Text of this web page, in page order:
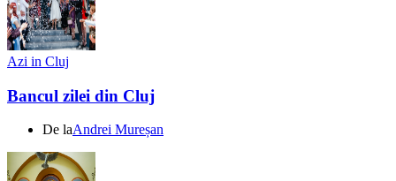
Azi in Cluj
Bancul zilei din Cluj
De laAndrei Mureșan